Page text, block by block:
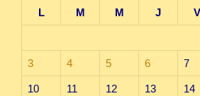
L
M M J V
3 4 5 6 7
10 11 12 13 14